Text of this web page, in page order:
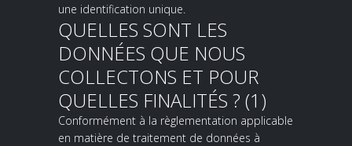
une identification unique.
QUELLES SONT LES
DONNÉES QUE NOUS
COLLECTONS ET POUR
QUELLES FINALITÉS ? (1)
Conformément à la règlementation applicable
en matière de traitement de données à